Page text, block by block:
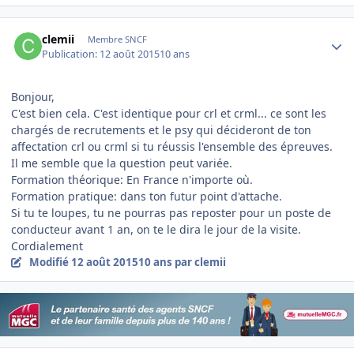
clemii Membre SNCF
Publication: 12 août 201510 ans
Bonjour,
C'est bien cela. C'est identique pour crl et crml... ce sont les
chargés de recrutements et le psy qui décideront de ton
affectation crl ou crml si tu réussis l'ensemble des épreuves.
Il me semble que la question peut variée.
Formation théorique: En France n'importe où.
Formation pratique: dans ton futur point d'attache.
Si tu te loupes, tu ne pourras pas reposter pour un poste de
conducteur avant 1 an, on te le dira le jour de la visite.
Cordialement
Modifié 12 août 201510 ans par clemii